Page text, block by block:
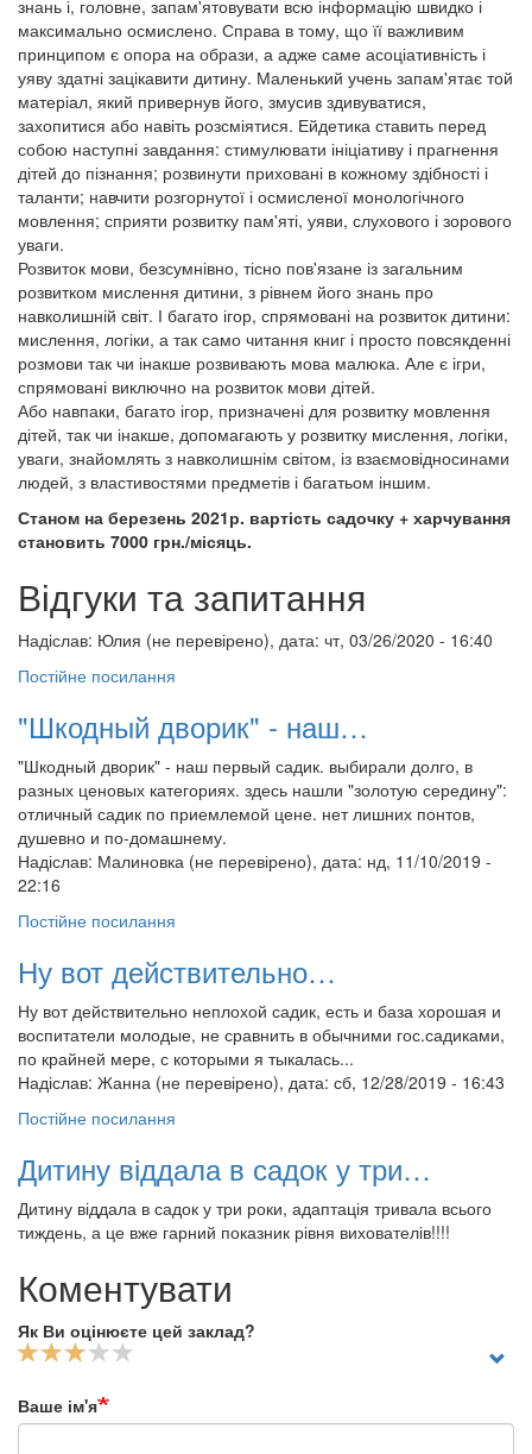
знань і, головне, запам'ятовувати всю інформацію швидко і
максимально осмислено. Справа в тому, що її важливим
принципом є опора на образи, а адже саме асоціативність і
уяву здатні зацікавити дитину. Маленький учень запам'ятає той
матеріал, який привернув його, змусив здивуватися,
захопитися або навіть розсміятися. Ейдетика ставить перед
собою наступні завдання: стимулювати ініціативу і прагнення
дітей до пізнання; розвинути приховані в кожному здібності і
таланти; навчити розгорнутої і осмисленої монологічного
мовлення; сприяти розвитку пам'яті, уяви, слухового і зорового
уваги.
Розвиток мови, безсумнівно, тісно пов'язане із загальним
розвитком мислення дитини, з рівнем його знань про
навколишній світ. І багато ігор, спрямовані на розвиток дитини:
мислення, логіки, а так само читання книг і просто повсякденні
розмови так чи інакше розвивають мова малюка. Але є ігри,
спрямовані виключно на розвиток мови дітей.
Або навпаки, багато ігор, призначені для розвитку мовлення
дітей, так чи інакше, допомагають у розвитку мислення, логіки,
уваги, знайомлять з навколишнім світом, із взаємовідносинами
людей, з властивостями предметів і багатьом іншим.
Станом на березень 2021р. вартість садочку + харчування
становить 7000 грн./місяць.
Відгуки та запитання
Надіслав: Юлия (не перевірено), дата: чт, 03/26/2020 - 16:40
Постійне посилання
"Шкодный дворик" - наш…
"Шкодный дворик" - наш первый садик. выбирали долго, в
разных ценовых категориях. здесь нашли "золотую середину":
отличный садик по приемлемой цене. нет лишних понтов,
душевно и по-домашнему.
Надіслав: Малиновка (не перевірено), дата: нд, 11/10/2019 -
22:16
Постійне посилання
Ну вот действительно…
Ну вот действительно неплохой садик, есть и база хорошая и
воспитатели молодые, не сравнить в обычними гос.садиками,
по крайней мере, с которыми я тыкалась...
Надіслав: Жанна (не перевірено), дата: сб, 12/28/2019 - 16:43
Постійне посилання
Дитину віддала в садок у три…
Дитину віддала в садок у три роки, адаптація тривала всього
тиждень, а це вже гарний показник рівня вихователів!!!!
Коментувати
Як Ви оцінюєте цей заклад?
Ваше ім'я